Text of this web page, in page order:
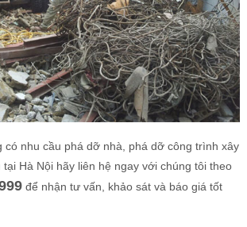
có nhu cầu phá dỡ nhà, phá dỡ công trình xây
Hà Nội hãy liên hệ ngay với chúng tôi theo
để nhận tư vấn, khảo sát và báo giá tốt